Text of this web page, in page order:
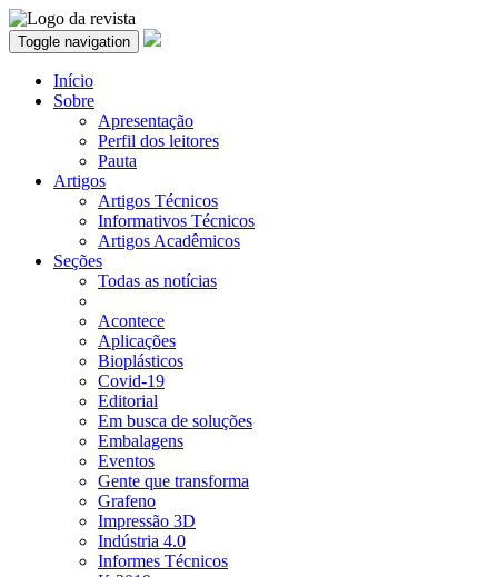
Toggle navigation
Início
Sobre
Apresentação
Perfil dos leitores
Pauta
Artigos
Artigos Técnicos
Informativos Técnicos
Artigos Acadêmicos
Seções
Todas as notícias
Acontece
Aplicações
Bioplásticos
Covid-19
Editorial
Em busca de soluções
Embalagens
Eventos
Gente que transforma
Grafeno
Impressão 3D
Indústria 4.0
Informes Técnicos